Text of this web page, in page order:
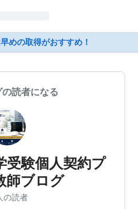
めの取得がおすすめ！
読者になる
受験個人契約プ
師ブログ
の読者